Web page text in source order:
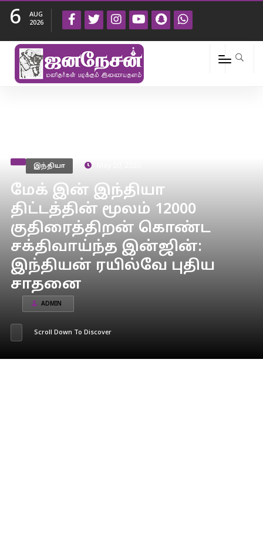
6
AUG
2026
இந்தியா
மேக் இன் இந்தியா
திட்டத்தின் மூலம் 12000
குதிரைத்திறன் கொண்ட
சக்திவாய்ந்த இன்ஜின்:
இந்தியன் ரயில்வே புதிய
சாதனை
ADMIN
Scroll Down To Discover